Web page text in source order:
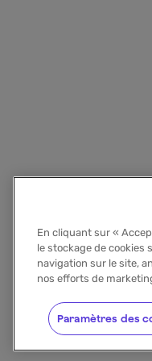
En cliquant sur «
le stockage de cookies
navigation sur le site,
nos efforts de
Paramètres des